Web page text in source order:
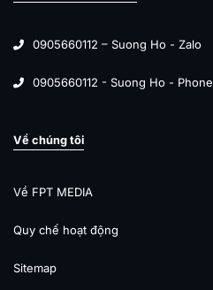
0905660112 – Suong Ho - Zalo
0905660112 - Suong Ho - Phone
Về chúng tôi
Về FPT MEDIA
Quy chế hoạt động
Sitemap